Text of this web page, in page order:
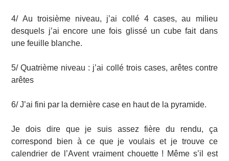
4/ Au troisième niveau, j’ai collé 4 cases, au milieu
desquels j’ai encore une fois glissé un cube fait dans
une feuille blanche.
5/ Quatrième niveau : j’ai collé trois cases, arêtes contre
arêtes
6/ J’ai fini par la dernière case en haut de la pyramide.
Je dois dire que je suis assez fière du rendu, ça
correspond bien à ce que je voulais et je trouve ce
calendrier de l’Avent vraiment chouette ! Même s’il est